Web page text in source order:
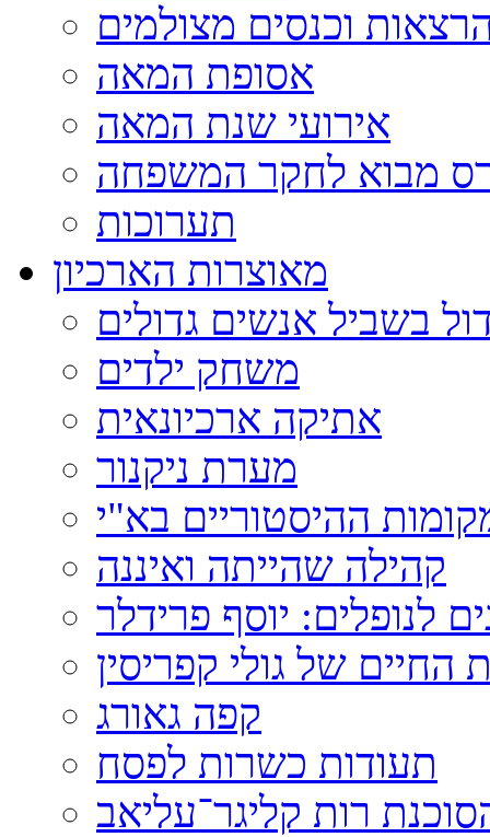
וכנסים מצולמים
אסופת המאה
אירועי שנת המאה
מבוא לחקר המשפחה
תערוכות
מאוצרות הארכיון
בשביל אנשים גדולים
משחק ילדים
אתיקה ארכיונאית
מערת ניקנור
ההיסטוריים בא"י
קהילה שהייתה ואיננה
לנופלים: יוסף פרידלר
החיים של גולי קפריסין
קפה גאורג
תעודות כשרות לפסח
רות קליגר־עליאב